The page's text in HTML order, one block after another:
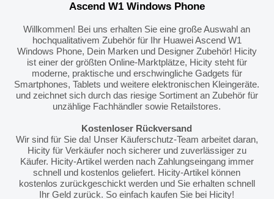
Ascend W1 Windows Phone
Willkommen! Bei uns erhalten Sie eine große Auswahl an
hochqualitativem Zubehör für Ihr Huawei Ascend W1
Windows Phone, Dein Marken und Designer Zubehör! Hicity
ist einer der größten Online-Marktplätze, Hicity steht für
moderne, praktische und erschwingliche Gadgets für
Smartphones, Tablets und weitere elektronischen Kleingeräte.
und zeichnet sich durch das riesige Sortiment an Zubehör für
unzählige Fachhändler sowie Retailstores.
Kostenloser Rückversand
Wir sind für Sie da! Unser Käuferschutz-Team arbeitet daran,
Hicity für Verkäufer noch sicherer und zuverlässiger zu
Käufer. Hicity-Artikel werden nach Zahlungseingang immer
schnell und kostenlos geliefert. Hicity-Artikel können
kostenlos zurückgeschickt werden und Sie erhalten schnell
Ihr Geld zurück. So einfach kaufen Sie bei Hicity!